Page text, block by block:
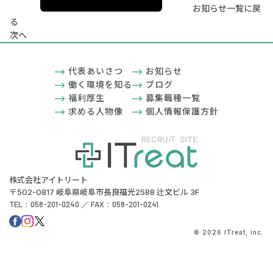
お知らせ一覧に戻
る
次へ
株式会社アイトリート
〒502-0817 岐阜県岐阜市長良福光2588 辻文ビル 3F
TEL：058-201-0240 ／ FAX：058-201-0241
代表あいさつ
働く環境を知る
福利厚生
求める人物像
お知らせ
ブログ
募集職種一覧
個人情報保護方針
© 2026 ITreat, inc.